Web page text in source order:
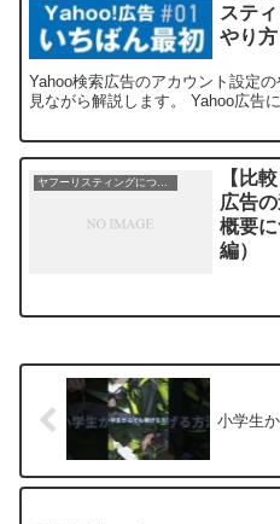
ステ
やり方
Yahoo検索広告のアカウント設定
見ながら解説します。 Yahoo広告
ヤフーリスティングについて
【比
広告
概要
編）
小学生